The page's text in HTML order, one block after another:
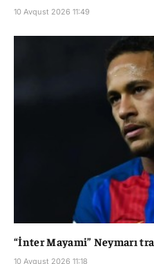
10 Avqust 2026 11:49
“İnter Mayami” Neymarı
10 Avqust 2026 11:18